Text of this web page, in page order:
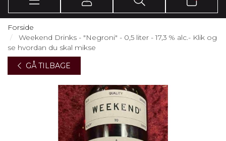
Forside
Weekend Drinks - "Negroni" - 0,5 liter - 17,3 % alc.- Klik og
se hvordan du skal mikse
GÅ TILBAGE